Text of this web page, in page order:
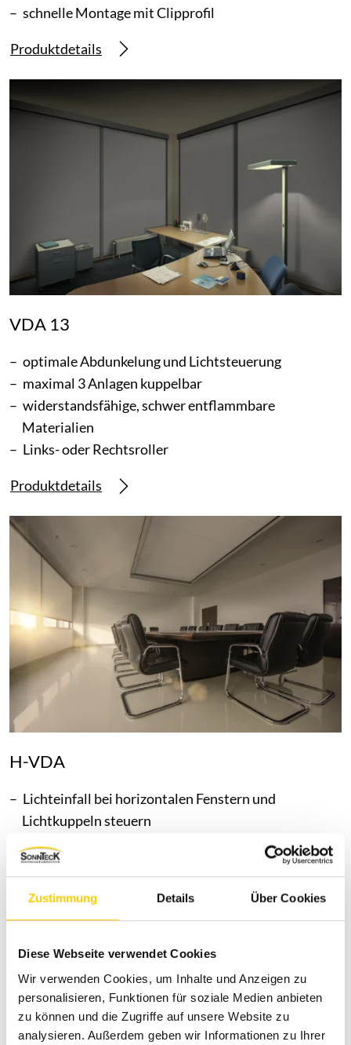
Zustimmung Details Über Cookies
Diese Webseite verwendet Cookies
Wir verwenden Cookies, um Inhalte und Anzeigen zu
personalisieren, Funktionen für soziale Medien anbieten
zu können und die Zugriffe auf unsere Website zu
analysieren. Außerdem geben wir Informationen zu Ihrer
schnelle Montage mit Clipprofil
Produktdetails
VDA 13
optimale Abdunkelung und Lichtsteuerung
maximal 3 Anlagen kuppelbar
widerstandsfähige, schwer entflammbare
Materialien
Links- oder Rechtsroller
Produktdetails
H-VDA
Lichteinfall bei horizontalen Fenstern und
Lichtkuppeln steuern
schwer entflammbare Materialien
hochwertige Dessins bei ausgefahrenem Zustand
Produktdetails
Vorteile unserer
Verdunkelungsanlagen